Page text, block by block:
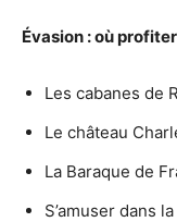
Évasion : où
Les cabanes de
Le château
La Baraque de
S’amuser dans